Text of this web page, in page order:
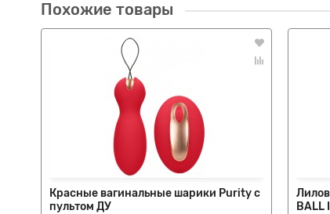
Похожие товары
Красные вагинальные шарики Purity с
пультом ДУ
BALL III